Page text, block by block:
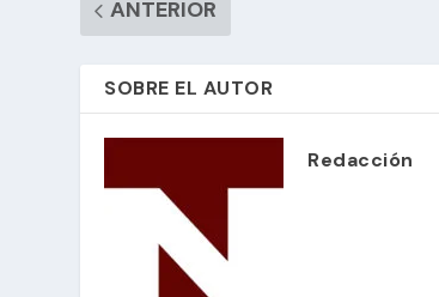
ANTERIOR
SOBRE EL AUTOR
Redacción